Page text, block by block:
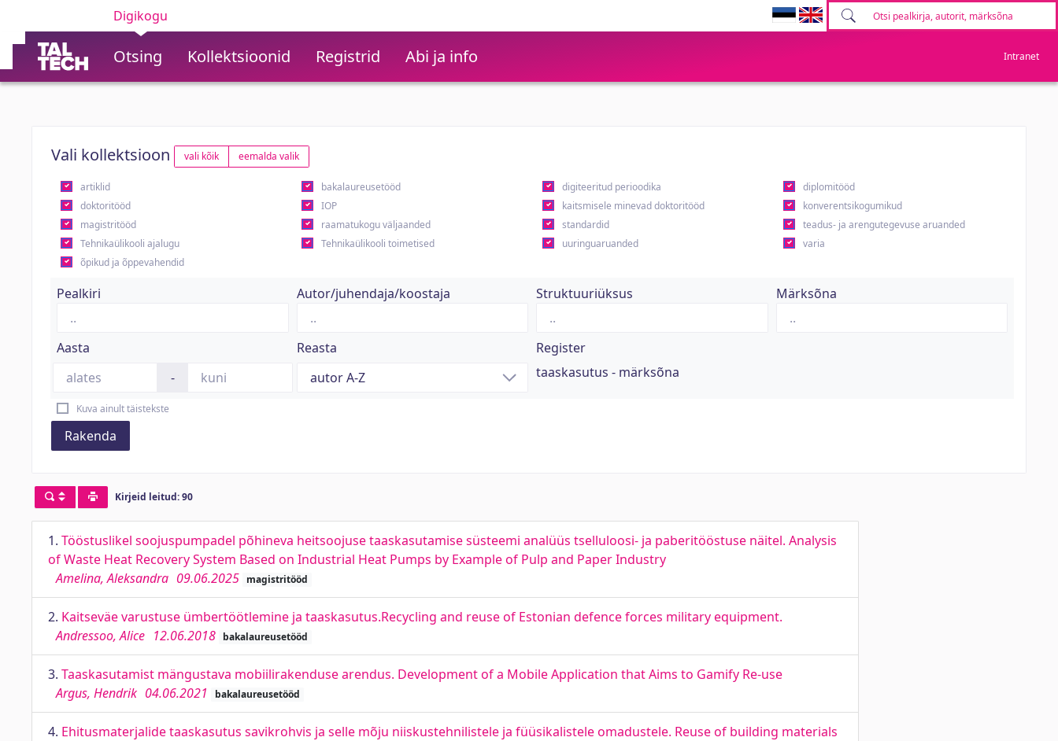
Digikogu
Otsing Kollektsioonid Registrid Abi ja info Intranet
Vali kollektsioon vali kõik eemalda valik
artiklid bakalaureusetööd digiteeritud perioodika
diplomitööd
doktoritööd
IOP kaitsmisele minevad doktoritööd
konverentsikogumikud
magistritööd
raamatukogu väljaanded standardid
teadus- ja arengutegevuse aruanded
Tehnikaülikooli ajalugu
Tehnikaülikooli toimetised uuringuaruanded
varia
õpikud ja õppevahendid
Pealkiri Autor/juhendaja/koostaja Struktuuriüksus Märksõna
Aasta
-
Reasta
Register
taaskasutus - märksõna
Kuva ainult täistekste
Rakenda
Kirjeid leitud: 90
1. Tööstuslikel soojuspumpadel põhineva heitsoojuse taaskasutamise süsteemi analüüs tselluloosi- ja paberitööstuse näitel. Analysis
of Waste Heat Recovery System Based on Industrial Heat Pumps by Example of Pulp and Paper Industry
Amelina, Aleksandra 09.06.2025 magistritööd
2. Kaitseväe varustuse ümbertöötlemine ja taaskasutus.Recycling and reuse of Estonian defence forces military equipment.
Andressoo, Alice 12.06.2018 bakalaureusetööd
3. Taaskasutamist mängustava mobiilirakenduse arendus. Development of a Mobile Application that Aims to Gamify Re-use
Argus, Hendrik 04.06.2021 bakalaureusetööd
4. Ehitusmaterjalide taaskasutus savikrohvis ja selle mõju niiskustehnilistele ja füüsikalistele omadustele. Reuse of building materials